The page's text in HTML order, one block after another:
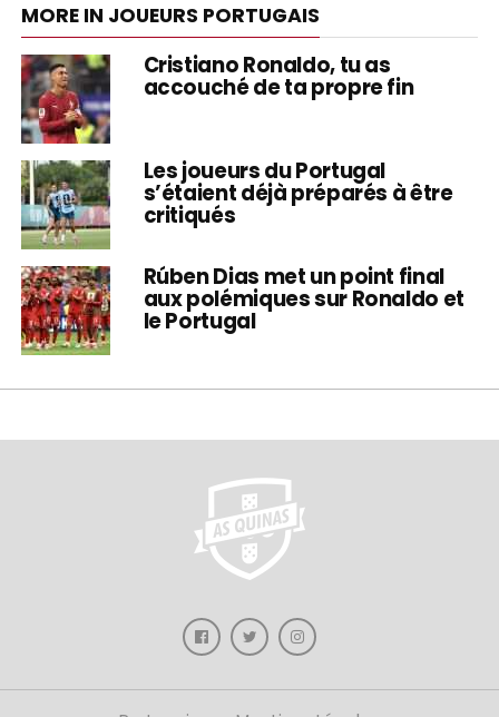
MORE IN JOUEURS PORTUGAIS
Cristiano Ronaldo, tu as
accouché de ta propre fin
Les joueurs du Portugal
s’étaient déjà préparés à être
critiqués
Rúben Dias met un point final
aux polémiques sur Ronaldo et
le Portugal